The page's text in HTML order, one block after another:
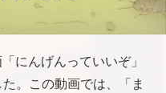
にんげんっていいぞ」
。この動画では、「ま